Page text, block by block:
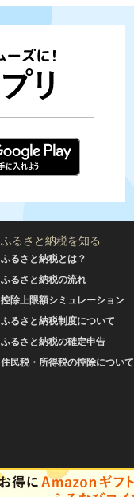
ふるさと納税を知る
ふるさと納税とは？
ふるさと納税の流れ
控除上限額シミュレーション
ふるさと納税制度について
ふるさと納税の確定申告
住民税・所得税の控除について